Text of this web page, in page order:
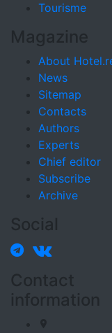
Tourisme
Magazine
About
News
Sitemap
Contacts
Authors
Experts
Chief editor
Subscribe
Archive
Social
Contact
information